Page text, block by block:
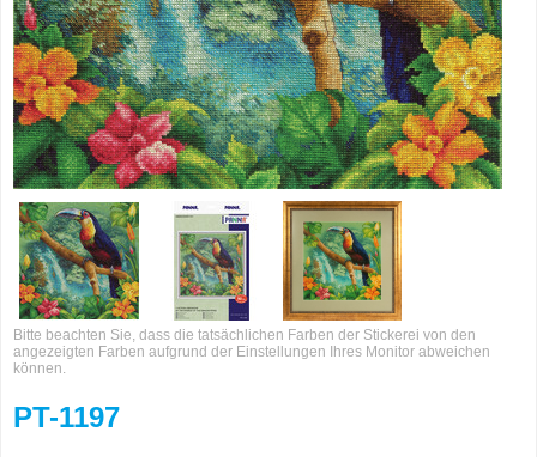
Bitte beachten Sie, dass die tatsächlichen Farben der Stickerei von den
angezeigten Farben aufgrund der Einstellungen Ihres Monitor abweichen
können.
PT-1197